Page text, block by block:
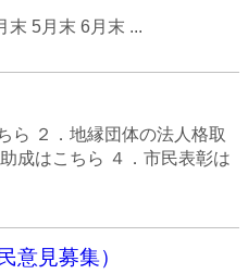
末 5月末 6月末 ...
ら ２．地縁団体の法人格取
成はこちら ４．市民表彰は
意見募集）